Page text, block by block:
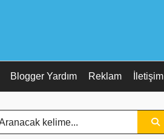
Blogger Yardım Reklam İletişim